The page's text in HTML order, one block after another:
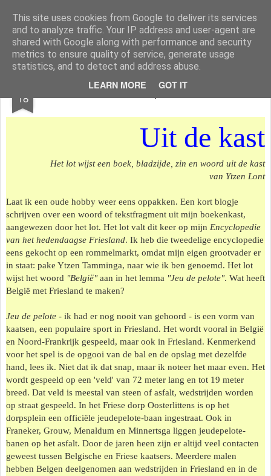
This site uses cookies from Google to deliver its services
and to analyze traffic. Your IP address and user-agent are
shared with Google along with performance and security
metrics to ensure quality of service, generate usage
statistics, and to detect and address abuse.
LEARN MORE GOT IT
Styloblog Stylo is secretariaat en tekstredactie Ytzen Lont
Pages
18 Jeu de pelote
Uit de kast
Het lot wijst een boek, bladzijde, zin en woord uit de kast
van Ytzen Lont
Laat ik een oude hobby weer eens oppakken. Een kort blogje
schrijven over een woord of tekstfragment uit mijn boekenkast,
aangewezen door het lot. Het lot valt dit keer op mijn Encyclopedie
van het hedendaagse Friesland. Ik heb die tweedelige encyclopedie
eens gekocht op een rommelmarkt, omdat mijn eigen grootvader er
in staat: pake Ytzen Tamminga, naar wie ik ben genoemd. Het lot
wijst het woord "België"aan in het lemma "Jeu de pelote". Wat heeft
België met Friesland te maken?
Jeu de pelote - ik had er nog nooit van gehoord - is een vorm van
kaatsen, een populaire sport in Friesland. Het wordt vooral in België
en Noord-Frankrijk gespeeld, maar ook in Friesland. Kenmerkend
voor het spel is de opgooi van de bal en de opslag met dezelfde
hand, lees ik. Niet dat ik dat snap, maar ik noteer het maar even. Het
wordt gespeeld op een 'veld' van 72 meter lang en tot 19 meter
breed. Dat veld is meestal van steen of asfalt, wedstrijden worden
op straat gespeeld. In het Friese dorp Oosterlittens is op het
dorpsplein een officiële jeudepelote-baan ingestraat. Ook in
Franeker, Grouw, Menaldum en Minnertsga liggen jeudepelote-
banen op het asfalt. Door de jaren heen zijn er altijd veel contacten
geweest tussen Belgische en Friese kaatsers. Meerdere malen
hebben Belgen deelgenomen aan wedstrijden in Friesland en in de